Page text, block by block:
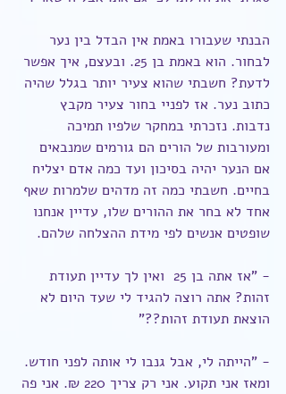
הבנתי שעבורו באמת אין הבדל בין נער
לבחור. הוא באמת בן 25. ובעצם, איך אפשר
לדעת? חשבתי שהוא צעיר יותר בגלל שהיה
כתוב נער. אז לפניי בחור צעיר מקבץ
נדבות. נזכרתי במחקר שלפיו תמיכה
ומעורבות של הורים הם גורמים שמנבאים
אם הנער יהיה בסיכון ועד כמה אדם יצליח
בחיים. חשבתי כמה זה מדהים שלמרות שאף
אחד לא בחר את ההורים שלו, עדיין אנחנו
שופטים אנשים לפי מידת ההצלחה שלהם.
- "אז אתה בן 25  ואין לך עדיין תעודת
זהות? אתה רוצה להגיד לי שעד היום לא
הוצאת תעודת זהות??"
- "הייתה לי, אבל גנבו לי אותה לפני חודש.
ומאז אני תקוע. אני רק צריך 220 ₪. אני פה